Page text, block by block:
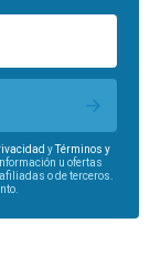
yTérminos y
u ofertas
o de terceros.